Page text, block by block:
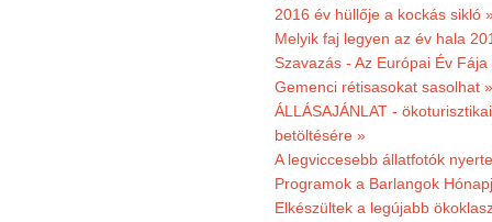
2016 év hüllője a kockás sikló
Melyik faj legyen az év hala
Szavazás - Az Európai Év
Gemenci rétisasokat sasolhat »
ÁLLÁSAJÁNLAT -
betöltésére »
A legviccesebb állatfotók
Programok a Barlangok
Elkészültek a legújabb